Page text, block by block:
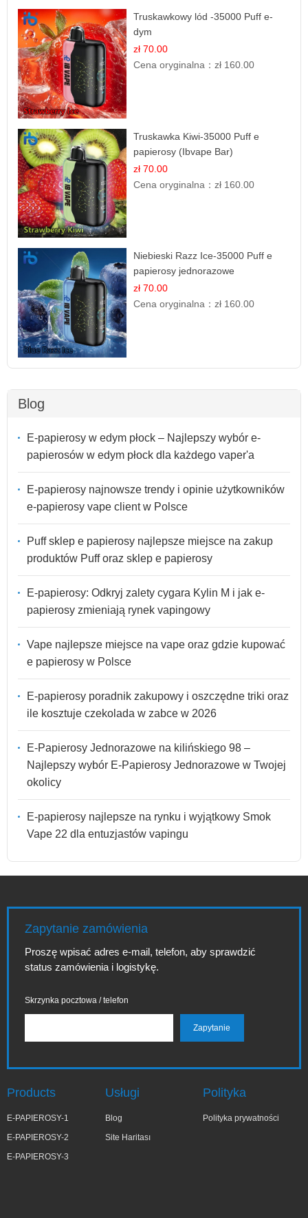
Truskawkowy lód -35000 Puff e-
dym
zł 70.00
Cena oryginalna：zł 160.00
Truskawka Kiwi-35000 Puff e
papierosy (Ibvape Bar)
zł 70.00
Cena oryginalna：zł 160.00
Niebieski Razz Ice-35000 Puff e
papierosy jednorazowe
zł 70.00
Cena oryginalna：zł 160.00
Blog
E-papierosy w edym płock – Najlepszy wybór e-
papierosów w edym płock dla każdego vaper'a
E-papierosy najnowsze trendy i opinie użytkowników
e-papierosy vape client w Polsce
Puff sklep e papierosy najlepsze miejsce na zakup
produktów Puff oraz sklep e papierosy
E-papierosy: Odkryj zalety cygara Kylin M i jak e-
papierosy zmieniają rynek vapingowy
Vape najlepsze miejsce na vape oraz gdzie kupować
e papierosy w Polsce
E-papierosy poradnik zakupowy i oszczędne triki oraz
ile kosztuje czekolada w zabce w 2026
E-Papierosy Jednorazowe na kilińskiego 98 –
Najlepszy wybór E-Papierosy Jednorazowe w Twojej
okolicy
E-papierosy najlepsze na rynku i wyjątkowy Smok
Vape 22 dla entuzjastów vapingu
Zapytanie zamówienia
Proszę wpisać adres e-mail, telefon, aby sprawdzić
status zamówienia i logistykę.
Skrzynka pocztowa / telefon
Products
E-PAPIEROSY-1
E-PAPIEROSY-2
E-PAPIEROSY-3
Usługi
Blog
Site Haritası
Polityka
Polityka prywatności